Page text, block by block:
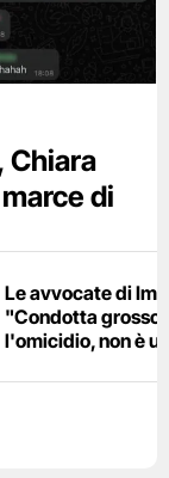
di
Le avvocate di
"Condotta
l'omicidio, non è